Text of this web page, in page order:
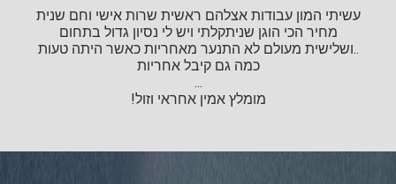
עשיתי המון עבודות אצלהם ראשית שרות אישי וחם שנית
מחיר הכי הוגן שניתקלתי ויש לי נסיון גדול בתחום
..ושלישית מעולם לא התנער מאחריות כאשר היתה טעות
כמה גם קיבל אחריות
...
מומלץ אמין אחראי וזול!